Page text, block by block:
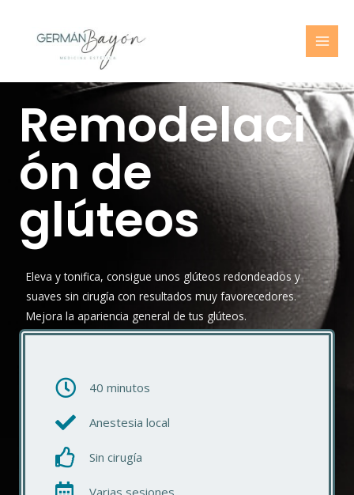
Remodelaci
ón de
glúteos
Eleva y tonifica, consigue unos glúteos redondeados y
suaves sin cirugía con resultados muy favorecedores.
Mejora la apariencia general de tus glúteos.
40 minutos
Anestesia local
Sin cirugía
Varias sesiones